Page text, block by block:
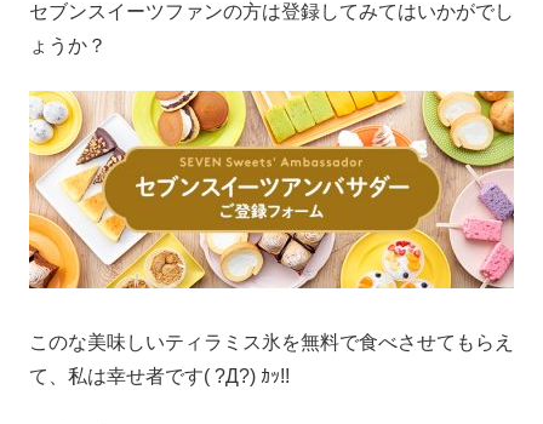
セブンスイーツファンの方は登録してみてはいかがでし
ょうか？
このな美味しいティラミス氷を無料で食べさせてもらえ
て、私は幸せ者です( ?Д?) ｶｯ!!